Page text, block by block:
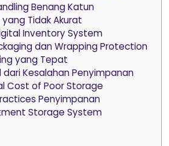
Benang Katun
Tidak Akurat
Inventory System
dan Wrapping Protection
yang Tepat
dari Kesalahan Penyimpanan
Cost of Poor Storage
Penyimpanan
Storage System